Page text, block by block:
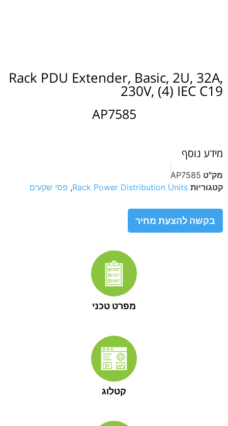
Rack PDU Extender, Basic, 2U, 32A,
230V, (4) IEC C19
AP7585
מידע נוסף
מק"ט AP7585
קטגוריות Rack Power Distribution Units
, פסי שקעים
בקשה להצעת מחיר
מפרט טכני
קטלוג